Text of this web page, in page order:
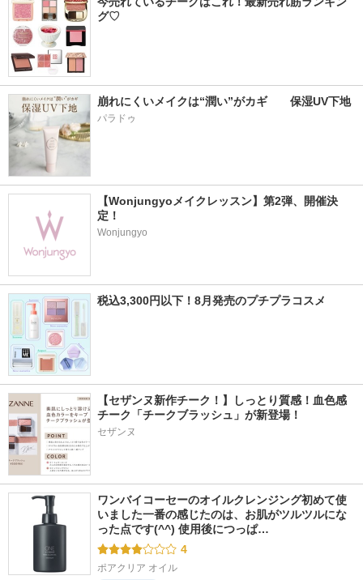
グ♡
崩れにくいメイクは“潤い”がカギ　　保湿UV下地
パラドゥ
【Wonjungyoメイクレッスン】第2弾、開催決
定！
Wonjungyo
税込3,300円以下！8月発売のプチプラコスメ
【セザンヌ新作チーク！】しっとり質感！血色感
チーク「チークブラッシュ」が新登場！
セザンヌ
ワンバイコーセーのオイルクレンジング初めて使
いました一番の感じたのは、お肌がツルツルにな
った点です(^^) 使用後につっぱ…
4
ポアクリア オイル